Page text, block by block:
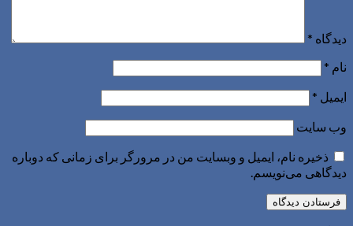
دیدگاه *
نام *
ایمیل *
وب‌ سایت
ذخیره نام، ایمیل و وبسایت من در مرورگر برای زمانی که دوباره
دیدگاهی می‌نویسم.